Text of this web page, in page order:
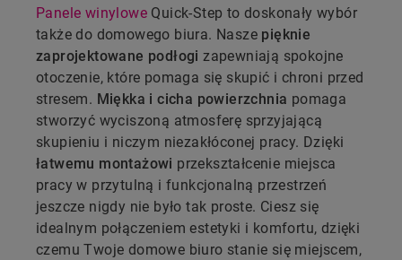
Panele winylowe Quick-Step to doskonały wybór
także do domowego biura. Nasze pięknie
zaprojektowane podłogi zapewniają spokojne
otoczenie, które pomaga się skupić i chroni przed
stresem. Miękka i cicha powierzchnia pomaga
stworzyć wyciszoną atmosferę sprzyjającą
skupieniu i niczym niezakłóconej pracy. Dzięki
łatwemu montażowi przekształcenie miejsca
pracy w przytulną i funkcjonalną przestrzeń
jeszcze nigdy nie było tak proste. Ciesz się
idealnym połączeniem estetyki i komfortu, dzięki
czemu Twoje domowe biuro stanie się miejscem,